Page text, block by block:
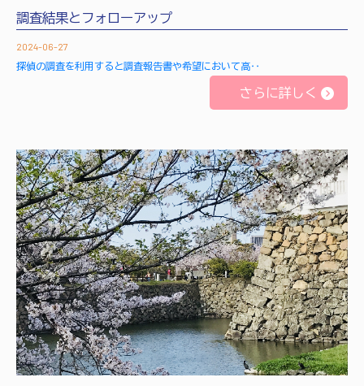
調査結果とフォローアップ
2024-06-27
探偵の調査を利用すると調査報告書や希望において高‥
さらに詳しく